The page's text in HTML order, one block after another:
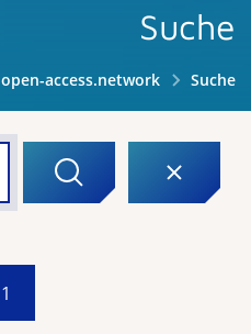
Suche
open-access.network Suche
1